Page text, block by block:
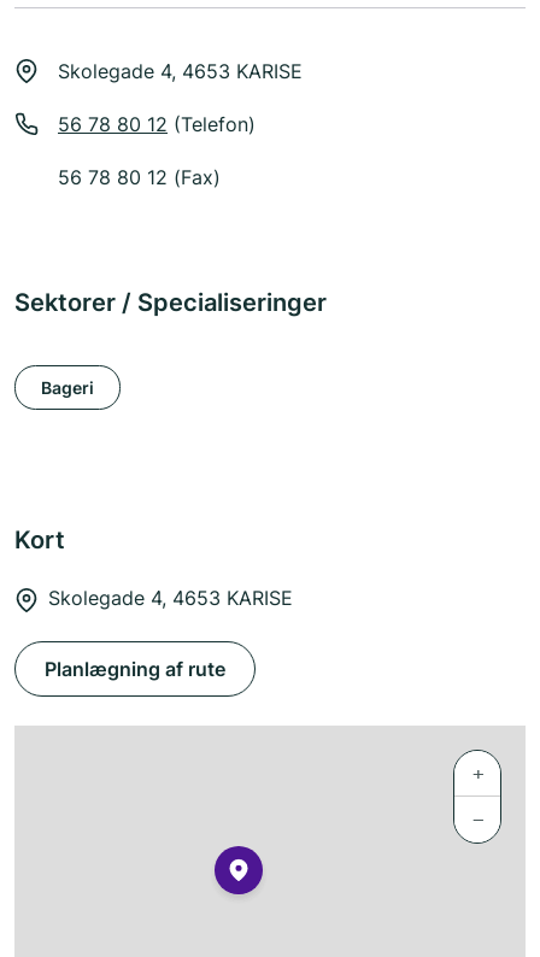
Skolegade 4, 4653 KARISE
56 78 80 12 (Telefon)
56 78 80 12 (Fax)
Sektorer / Specialiseringer
Bageri
Kort
Skolegade 4, 4653 KARISE
Planlægning af rute
+
−